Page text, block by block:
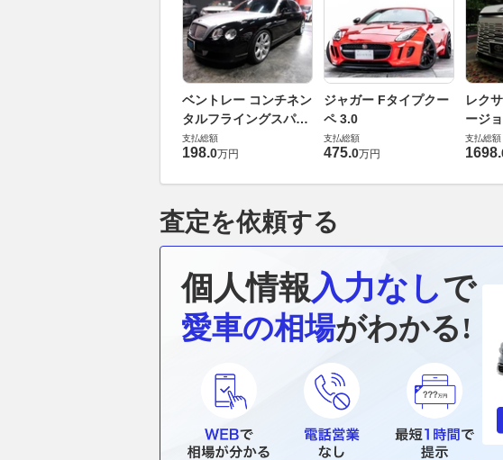
ベントレー コンチネン
タルフライングスパー
6.0 4WD
支払総額
198.0万円
ジャガー Fタイプクー
ペ 3.0
支払総額
475.0万円
レク
ージ
支払総額
1698.
査定を依頼する
個人情報入力なしで
愛車の相場がわかる!